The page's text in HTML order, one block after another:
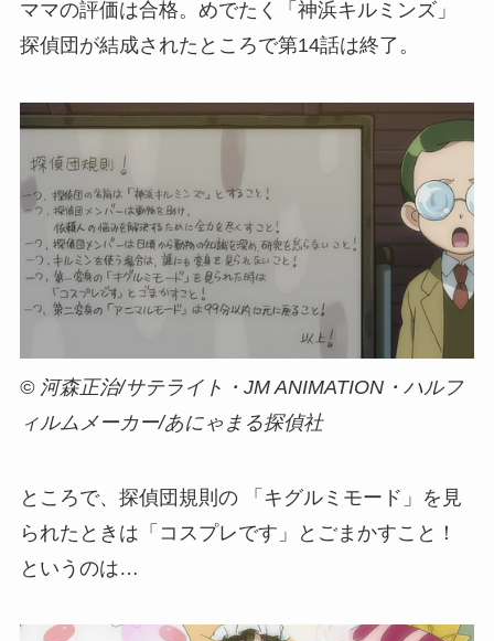
ママの評価は合格。めでたく「神浜キルミンズ」
探偵団が結成されたところで第14話は終了。
© 河森正治/サテライト・JM ANIMATION・ハルフ
ィルムメーカー/あにゃまる探偵社
ところで、探偵団規則の 「キグルミモード」を見
られたときは「コスプレです」とごまかすこと！
というのは…